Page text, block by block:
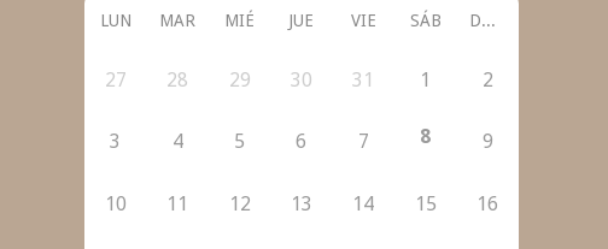
LUN MAR MIÉ JUE VIE SÁB DOM
27 28 29 30 31 1 2
3 4 5 6 7 8 9
10 11 12 13 14 15 16